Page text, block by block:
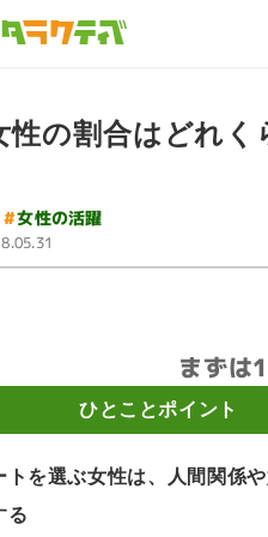
性の割合はどれ
#女性の活躍
まずは
ひとことポイント
トを選ぶ女性は、人間関係
る